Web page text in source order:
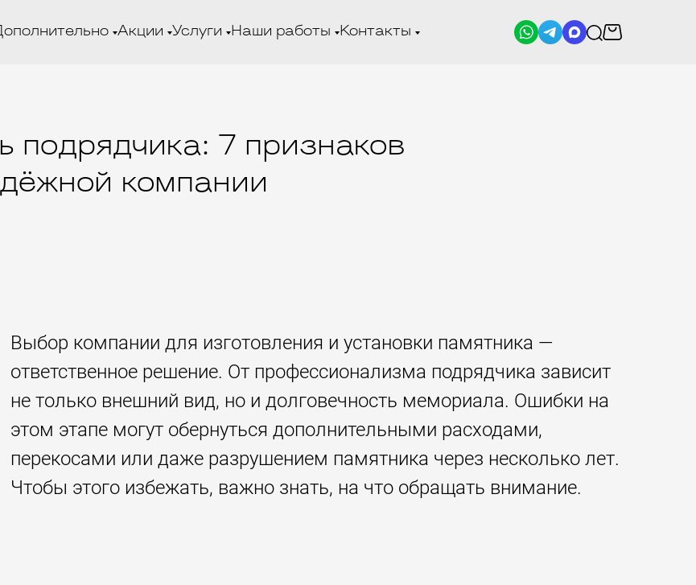
Акции Услуги Наши работы Контакты
подрядчика: 7 признаков
компании
Выбор компании для изготовления и установки памятника —
ответственное решение. От профессионализма подрядчика зависит
не только внешний вид, но и долговечность мемориала. Ошибки на
этом этапе могут обернуться дополнительными расходами,
перекосами или даже разрушением памятника через несколько лет.
Чтобы этого избежать, важно знать, на что обращать внимание.